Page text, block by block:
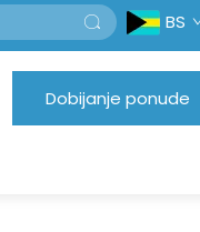
BS
Dobijanje ponude